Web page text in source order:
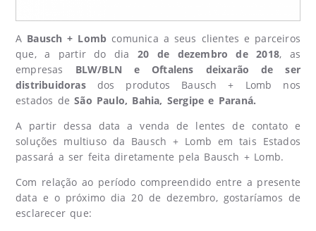
A Bausch + Lomb comunica a seus clientes e parceiros
que, a partir do dia 20 de dezembro de 2018, as
empresas BLW/BLN e Oftalens deixarão de ser
distribuidorasdos produtos Bausch + Lomb nos
estados deSão Paulo, Bahia, Sergipe e Paraná.
A partir dessa data a venda de lentes de contato e
soluções multiuso da Bausch + Lomb em tais Estados
passará a ser feita diretamente pela Bausch + Lomb.
Com relação ao período compreendido entre a presente
data e o próximo dia 20 de dezembro, gostaríamos de
esclarecer que: